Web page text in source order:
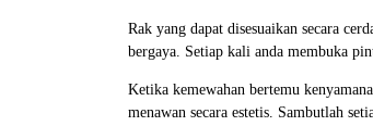
Rak yang dapat disesuaikan secara
bergaya. Setiap kali anda membuka
Ketika kemewahan bertemu
menawan secara estetis. Sambutlah